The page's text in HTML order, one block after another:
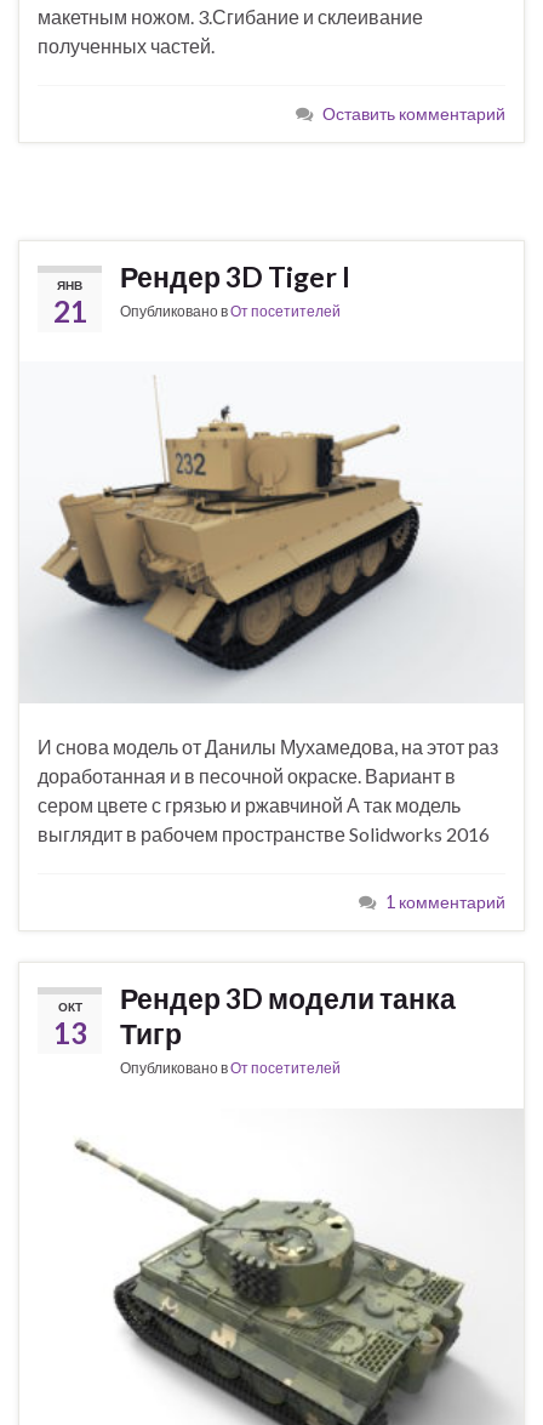
макетным ножом. 3.Сгибание и склеивание
полученных частей.
Оставить комментарий
ЯНВ
21
Рендер 3D Tiger I
Опубликовано вОт посетителей
И снова модель от Данилы Мухамедова, на этот раз
доработанная и в песочной окраске. Вариант в
сером цвете с грязью и ржавчиной А так модель
выглядит в рабочем пространстве Solidworks 2016
1 комментарий
ОКТ
13
Рендер 3D модели танка
Тигр
Опубликовано вОт посетителей